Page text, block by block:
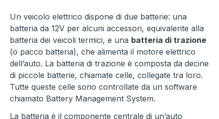
Un veicolo elettrico dispone di due batterie: una
batteria da 12V per alcuni accessori, equivalente alla
batteria dei veicoli termici, e una batteria di trazione
(o pacco batteria), che alimenta il motore elettrico
dell’auto. La batteria di trazione è composta da decine
di piccole batterie, chiamate celle, collegate tra loro.
Tutte queste celle sono controllate da un software
chiamato Battery Management System.
La batteria è il componente centrale di un’auto